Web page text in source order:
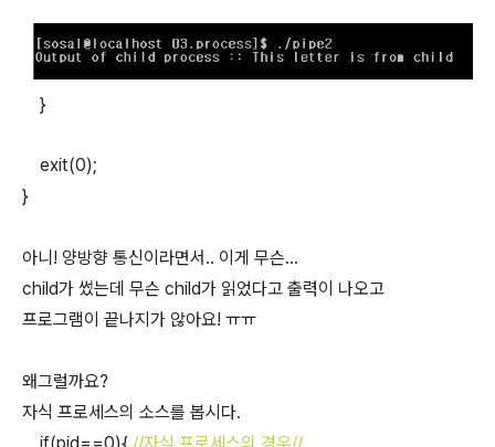
}
exit(0);
}
아니! 양방향 통신이라면서.. 이게 무슨...
child가 썼는데 무슨 child가 읽었다고 출력이 나오고
프로그램이 끝나지가 않아요! ㅠㅠ
왜그럴까요?
자식 프로세스의 소스를 봅시다.